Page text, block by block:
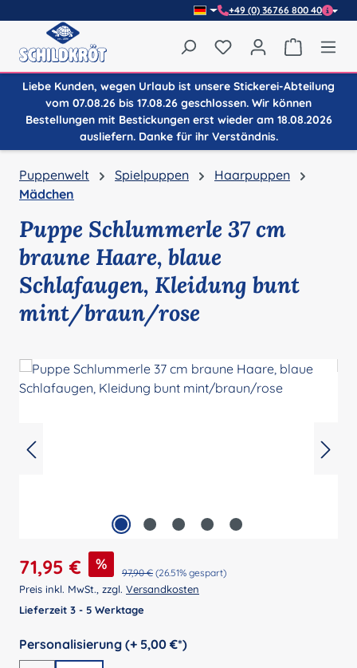
+49 (0) 36766 800 40
Du hast 0 Produkte
Liebe Kunden, wegen Urlaub ist unsere Stickerei-Abteilung
vom 07.08.26 bis 17.08.26 geschlossen. Wir können
Bestellungen mit Bestickungen erst wieder am 18.08.2026
ausliefern. Danke für ihr Verständnis.
Puppenwelt Spielpuppen
Haarpuppen
Mädchen
Puppe Schlummerle 37 cm
braune Haare, blaue
Schlafaugen, Kleidung bunt
mint/braun/rose
Verkaufspreis:
71,95 € % Regulärer Preis:
97,90 € (26.51% gespart)
Preis inkl. MwSt., zzgl. Versandkosten
Lieferzeit 3 - 5 Werktage
Personalisierung (+ 5,00 €*)auswählen